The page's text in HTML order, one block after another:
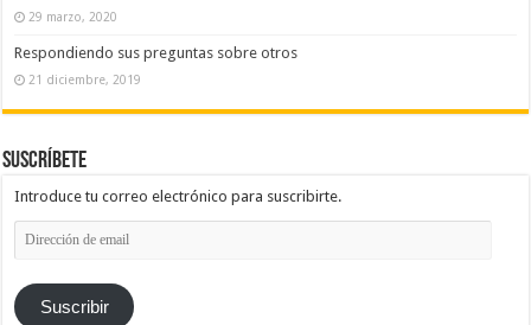
29 marzo, 2020
Respondiendo sus preguntas sobre otros
21 diciembre, 2019
Suscríbete
Introduce tu correo electrónico para suscribirte.
Dirección
de
Suscribir